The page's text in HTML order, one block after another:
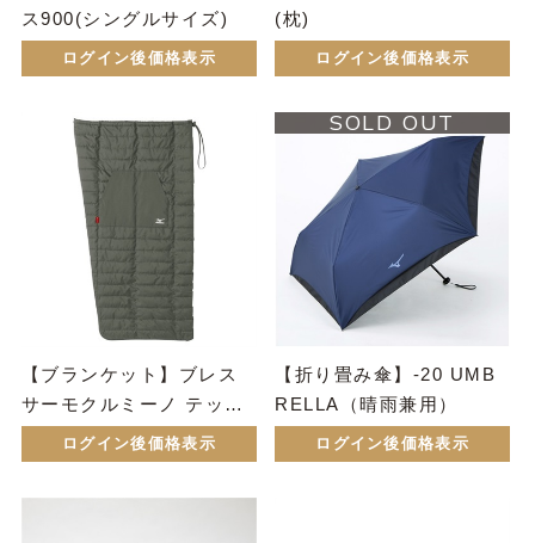
ス900(シングルサイズ)
ログイン後価格表示
(枕)
ログイン後価格表示
【ブランケット】ブレス
サーモクルミーノ テック
フィルウォーマー
ログイン後価格表示
SOLD OUT
【折り畳み傘】-20 UMB
RELLA（晴雨兼用）
ログイン後価格表示